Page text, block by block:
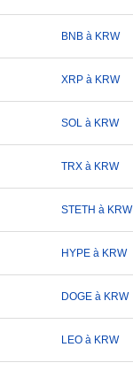
BNB à KRW
XRP à KRW
SOL à KRW
TRX à KRW
STETH à KRW
HYPE à KRW
DOGE à KRW
LEO à KRW